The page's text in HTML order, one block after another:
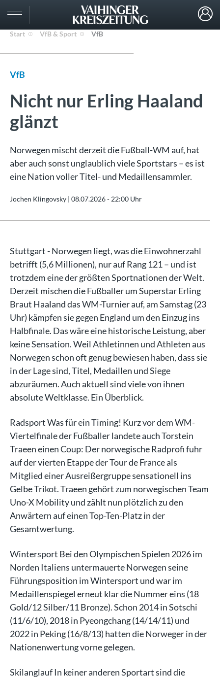
Start VfB & Sport VfB
VfB
Nicht nur Erling Haaland
glänzt
Norwegen mischt derzeit die Fußball-WM auf, hat
aber auch sonst unglaublich viele Sportstars – es ist
eine Nation voller Titel- und Medaillensammler.
Jochen Klingovsky | 08.07.2026 - 22:00 Uhr
Stuttgart - Norwegen liegt, was die Einwohnerzahl
betrifft (5,6 Millionen), nur auf Rang 121 – und ist
trotzdem eine der größten Sportnationen der Welt.
Derzeit mischen die Fußballer um Superstar Erling
Braut Haaland das WM-Turnier auf, am Samstag (23
Uhr) kämpfen sie gegen England um den Einzug ins
Halbfinale. Das wäre eine historische Leistung, aber
keine Sensation. Weil Athletinnen und Athleten aus
Norwegen schon oft genug bewiesen haben, dass sie
in der Lage sind, Titel, Medaillen und Siege
abzuräumen. Auch aktuell sind viele von ihnen
absolute Weltklasse. Ein Überblick.
Radsport Was für ein Timing! Kurz vor dem WM-
Viertelfinale der Fußballer landete auch Torstein
Traeen einen Coup: Der norwegische Radprofi fuhr
auf der vierten Etappe der Tour de France als
Mitglied einer Ausreißergruppe sensationell ins
Gelbe Trikot. Traeen gehört zum norwegischen Team
Uno-X Mobility und zählt nun plötzlich zu den
Anwärtern auf einen Top-Ten-Platz in der
Gesamtwertung.
Wintersport Bei den Olympischen Spielen 2026 im
Norden Italiens untermauerte Norwegen seine
Führungsposition im Wintersport und war im
Medaillenspiegel erneut klar die Nummer eins (18
Gold/12 Silber/11 Bronze). Schon 2014 in Sotschi
(11/6/10), 2018 in Pyeongchang (14/14/11) und
2022 in Peking (16/8/13) hatten die Norweger in der
Nationenwertung vorne gelegen.
Skilanglauf In keiner anderen Sportart sind die